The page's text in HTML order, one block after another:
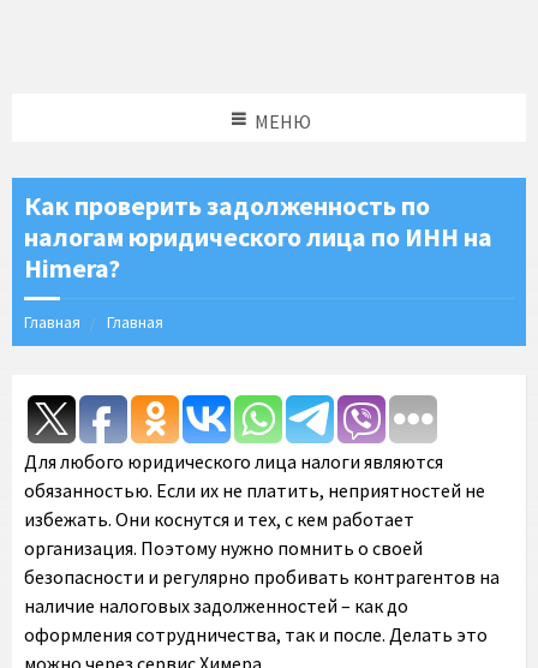
МЕНЮ
Как проверить задолженность по
налогам юридического лица по ИНН на
Himera?
Главная Главная
Для любого юридического лица налоги являются
обязанностью. Если их не платить, неприятностей не
избежать. Они коснутся и тех, с кем работает
организация. Поэтому нужно помнить о своей
безопасности и регулярно пробивать контрагентов на
наличие налоговых задолженностей – как до
оформления сотрудничества, так и после. Делать это
можно через сервис Химера.